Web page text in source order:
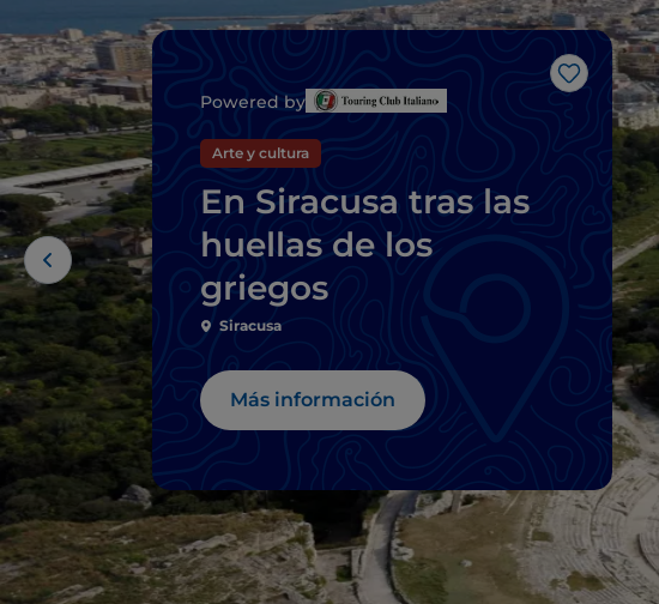
Me gusta
Powered by
Arte y cultura
En Siracusa tras las
huellas de los
griegos
Siracusa
Más información